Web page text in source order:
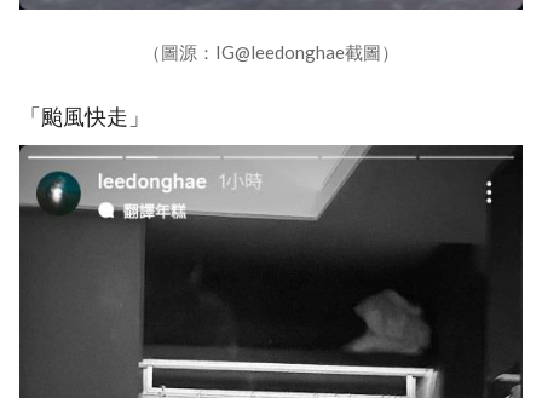
（圖源：IG@leedonghae截圖）
「颱風快走」